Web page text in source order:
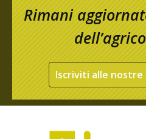
Rimani
Iscriviti alle